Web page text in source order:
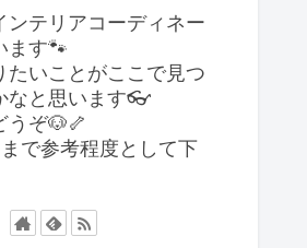
ンテリアコーディネー
ます🐾
たいことがここで見つ
なと思います👓
うぞ🐶🦴
で参考程度として下